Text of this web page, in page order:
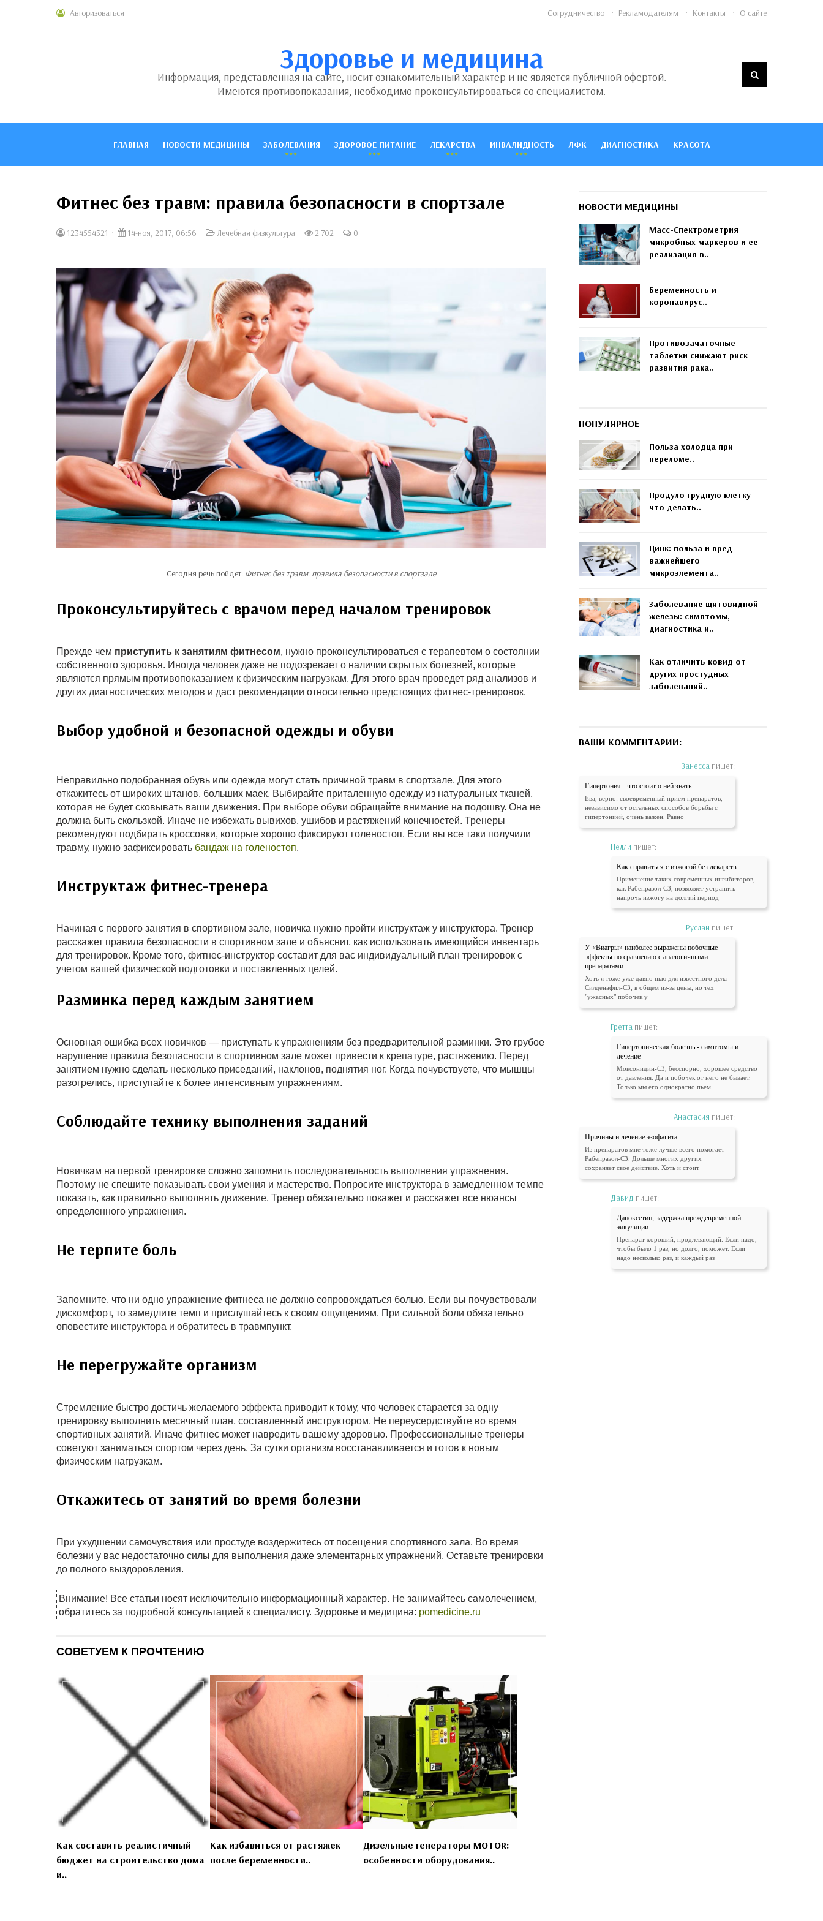
Авторизоваться Сотрудничество Рекламодателям Контакты О сайте
Здоровье и медицина
Информация, представленная на сайте, носит ознакомительный характер и не является публичной офертой.
Имеются противопоказания, необходимо проконсультироваться со специалистом.
ГЛАВНАЯ НОВОСТИ МЕДИЦИНЫ ЗАБОЛЕВАНИЯ ЗДОРОВОЕ ПИТАНИЕ ЛЕКАРСТВА ИНВАЛИДНОСТЬ ЛФК ДИАГНОСТИКА КРАСОТА
Фитнес без травм: правила безопасности в спортзале
1234554321 14-ноя, 2017, 06:56 Лечебная физкультура 2 702 0
Сегодня речь пойдет: Фитнес без травм: правила безопасности в спортзале
Проконсультируйтесь с врачом перед началом тренировок
Прежде чем приступить к занятиям фитнесом, нужно проконсультироваться с терапевтом о состоянии
собственного здоровья. Иногда человек даже не подозревает о наличии скрытых болезней, которые
являются прямым противопоказанием к физическим нагрузкам. Для этого врач проведет ряд анализов и
других диагностических методов и даст рекомендации относительно предстоящих фитнес-тренировок.
Выбор удобной и безопасной одежды и обуви
Неправильно подобранная обувь или одежда могут стать причиной травм в спортзале. Для этого
откажитесь от широких штанов, больших маек. Выбирайте приталенную одежду из натуральных тканей,
которая не будет сковывать ваши движения. При выборе обуви обращайте внимание на подошву. Она не
должна быть скользкой. Иначе не избежать вывихов, ушибов и растяжений конечностей. Тренеры
рекомендуют подбирать кроссовки, которые хорошо фиксируют голеностоп. Если вы все таки получили
травму, нужно зафиксировать бандаж на голеностоп.
Инструктаж фитнес-тренера
Начиная с первого занятия в спортивном зале, новичка нужно пройти инструктаж у инструктора. Тренер
расскажет правила безопасности в спортивном зале и объяснит, как использовать имеющийся инвентарь
для тренировок. Кроме того, фитнес-инструктор составит для вас индивидуальный план тренировок с
учетом вашей физической подготовки и поставленных целей.
Разминка перед каждым занятием
Основная ошибка всех новичков — приступать к упражнениям без предварительной разминки. Это грубое
нарушение правила безопасности в спортивном зале может привести к крепатуре, растяжению. Перед
занятием нужно сделать несколько приседаний, наклонов, поднятия ног. Когда почувствуете, что мышцы
разогрелись, приступайте к более интенсивным упражнениям.
Соблюдайте технику выполнения заданий
Новичкам на первой тренировке сложно запомнить последовательность выполнения упражнения.
Поэтому не спешите показывать свои умения и мастерство. Попросите инструктора в замедленном темпе
показать, как правильно выполнять движение. Тренер обязательно покажет и расскажет все нюансы
определенного упражнения.
Не терпите боль
Запомните, что ни одно упражнение фитнеса не должно сопровождаться болью. Если вы почувствовали
дискомфорт, то замедлите темп и прислушайтесь к своим ощущениям. При сильной боли обязательно
оповестите инструктора и обратитесь в травмпункт.
Не перегружайте организм
Стремление быстро достичь желаемого эффекта приводит к тому, что человек старается за одну
тренировку выполнить месячный план, составленный инструктором. Не переусердствуйте во время
спортивных занятий. Иначе фитнес может навредить вашему здоровью. Профессиональные тренеры
советуют заниматься спортом через день. За сутки организм восстанавливается и готов к новым
физическим нагрузкам.
Откажитесь от занятий во время болезни
При ухудшении самочувствия или простуде воздержитесь от посещения спортивного зала. Во время
болезни у вас недостаточно силы для выполнения даже элементарных упражнений. Оставьте тренировки
до полного выздоровления.
Внимание! Все статьи носят исключительно информационный характер. Не занимайтесь самолечением,
обратитесь за подробной консультацией к специалисту. Здоровье и медицина: pomedicine.ru
СОВЕТУЕМ К ПРОЧТЕНИЮ
Как составить реалистичный
бюджет на строительство дома
и..
Как избавиться от растяжек
после беременности..
Дизельные генераторы MOTOR:
особенности оборудования..
НОВОСТИ МЕДИЦИНЫ
Масс-Спектрометрия
микробных маркеров и ее
реализация в..
Беременность и
коронавирус..
Противозачаточные
таблетки снижают риск
развития рака..
ПОПУЛЯРНОЕ
Польза холодца при
переломе..
Продуло грудную клетку -
что делать..
Цинк: польза и вред
важнейшего
микроэлемента..
Заболевание щитовидной
железы: симптомы,
диагностика и..
Как отличить ковид от
других простудных
заболеваний..
ВАШИ КОММЕНТАРИИ:
Ванесса пишет:
Гипертония - что стоит о ней знать
Ева, верно: своевременный прием препаратов,
независимо от остальных способов борьбы с
гипертонией, очень важен. Равно
Нелли пишет:
Как справиться с изжогой без лекарств
Применение таких современных ингибиторов,
как Рабепразол-СЗ, позволяет устранить
напрочь изжогу на долгий период
Руслан пишет:
У «Виагры» наиболее выражены побочные
эффекты по сравнению с аналогичными
препаратами
Хоть я тоже уже давно пью для известного дела
Силденафил-СЗ, в общем из-за цены, но тех
"ужасных" побочек у
Гретта пишет:
Гипертоническая болезнь - симптомы и
лечение
Моксонидин-СЗ, бесспорно, хорошее средство
от давления. Да и побочек от него не бывает.
Только мы его однократно пьем.
Анастасия пишет:
Причины и лечение эзофагита
Из препаратов мне тоже лучше всего помогает
Рабепразол-СЗ. Дольше многих других
сохраняет свое действие. Хоть и стоит
Давид пишет:
Дапоксетин, задержка преждевременной
эякуляции
Препарат хороший, продлевающий. Если надо,
чтобы было 1 раз, но долго, поможет. Если
надо несколько раз, и каждый раз